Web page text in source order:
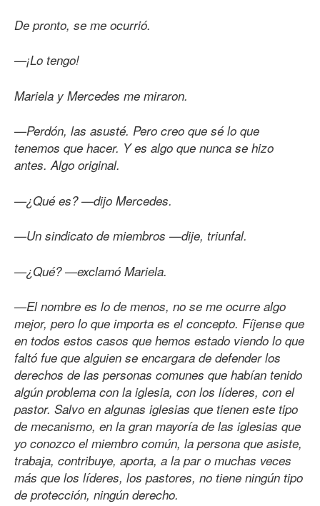
De pronto, se me ocurrió.
—¡Lo tengo!
Mariela y Mercedes me miraron.
—Perdón, las asusté. Pero creo que sé lo que
tenemos que hacer. Y es algo que nunca se hizo
antes. Algo original.
—¿Qué es? —dijo Mercedes.
—Un sindicato de miembros —dije, triunfal.
—¿Qué? —exclamó Mariela.
—El nombre es lo de menos, no se me ocurre algo
mejor, pero lo que importa es el concepto. Fíjense que
en todos estos casos que hemos estado viendo lo que
faltó fue que alguien se encargara de defender los
derechos de las personas comunes que habían tenido
algún problema con la iglesia, con los líderes, con el
pastor. Salvo en algunas iglesias que tienen este tipo
de mecanismo, en la gran mayoría de las iglesias que
yo conozco el miembro común, la persona que asiste,
trabaja, contribuye, aporta, a la par o muchas veces
más que los líderes, los pastores, no tiene ningún tipo
de protección, ningún derecho.